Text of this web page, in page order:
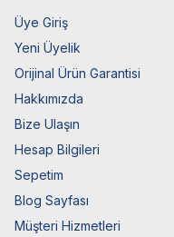
Üye Giriş
Yeni Üyelik
Orijinal Ürün Garantisi
Hakkımızda
Bize Ulaşın
Hesap Bilgileri
Sepetim
Blog Sayfası
Müşteri Hizmetleri